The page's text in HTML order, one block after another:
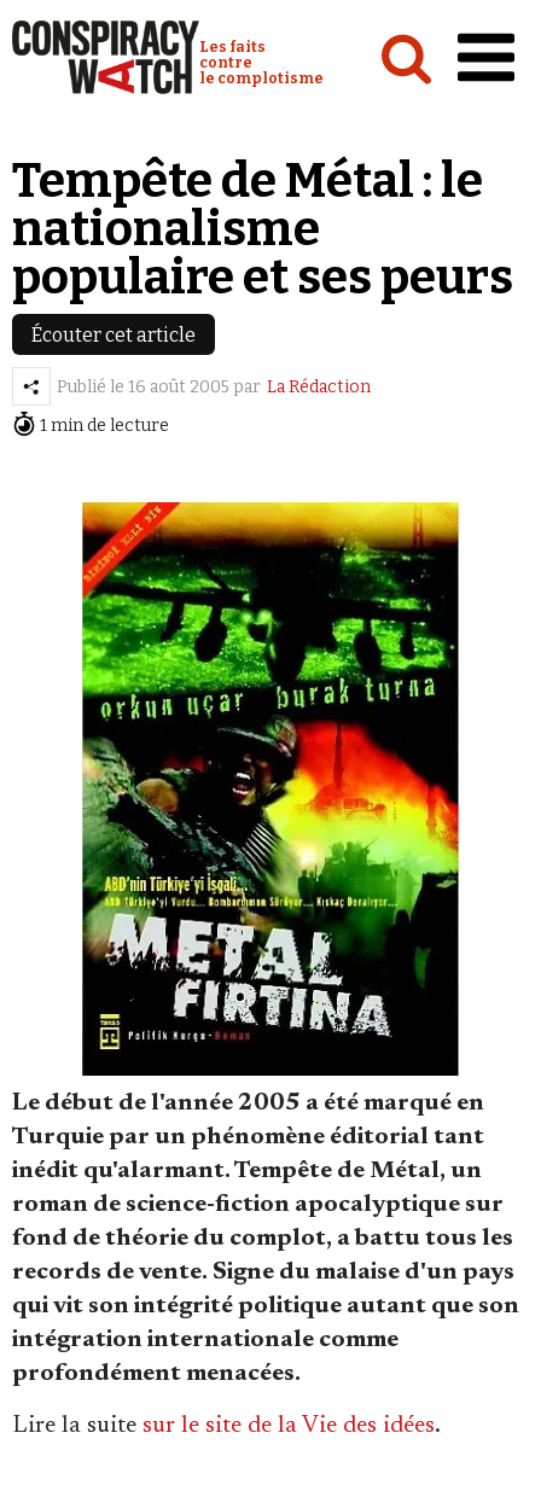
Conspiracy Watch :
Les faits
contre
le complotisme
Analyses
Conspipédia
Vidéos
Émissions
Revues de presse
Newsletter
Faire un don
Demander à Vera
Se connecter
Tempête de Métal : le
nationalisme
populaire et ses peurs
Écouter cet article
Publié le 16 août 2005 par La Rédaction
1 min de lecture
Le début de l'année 2005 a été marqué en
Turquie par un phénomène éditorial tant
inédit qu'alarmant. Tempête de Métal, un
roman de science-fiction apocalyptique sur
fond de théorie du complot, a battu tous les
records de vente. Signe du malaise d'un pays
qui vit son intégrité politique autant que son
intégration internationale comme
profondément menacées.
Lire la suite sur le site de la Vie des idées.